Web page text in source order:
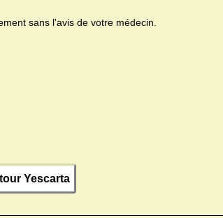
sans l'avis de votre médecin.
Yescarta